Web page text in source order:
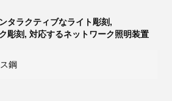
タラクティブなライト彫刻 ,
彫刻 , 対応するネットワーク照明装置
鋼